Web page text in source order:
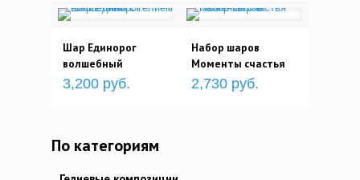
Шар Единорог
волшебный
3,200 руб.
Набор шаров
Моменты счастья
2,730 руб.
По категориям